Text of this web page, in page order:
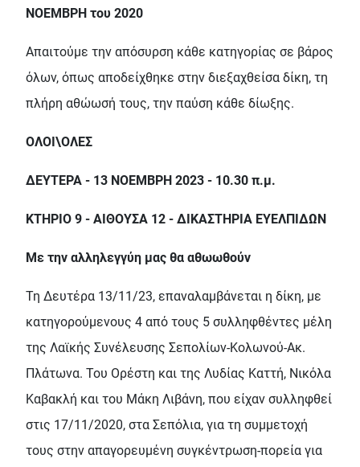
ΝΟΕΜΒΡΗ του 2020
Απαιτούµε την απόσυρση κάθε κατηγορίας σε βάρος
όλων, όπως αποδείχθηκε στην διεξαχθείσα δίκη, τη
πλήρη αθώωσή τους, την παύση κάθε δίωξης.
ΟΛΟΙ\ΟΛΕΣ
∆ΕΥΤΕΡΑ - 13 ΝΟΕΜΒΡΗ 2023 - 10.30 π.µ.
ΚΤΗΡΙΟ 9 - ΑΙΘΟΥΣΑ 12 - ∆ΙΚΑΣΤΗΡΙΑ ΕΥΕΛΠΙ∆ΩΝ
Με την αλληλεγγύη µας θα αθωωθούν
Τη ∆ευτέρα 13/11/23, επαναλαµβάνεται η δίκη, µε
κατηγορούµενους 4 από τους 5 συλληφθέντες µέλη
της Λαϊκής Συνέλευσης Σεπολίων-Κολωνού-Ακ.
Πλάτωνα. Του Ορέστη και της Λυδίας Καττή, Νικόλα
Καβακλή και του Μάκη Λιβάνη, που είχαν συλληφθεί
στις 17/11/2020, στα Σεπόλια, για τη συµµετοχή
τους στην απαγορευµένη συγκέντρωση-πορεία για